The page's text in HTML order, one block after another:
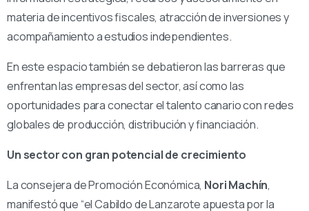
materia de incentivos fiscales, atracción de inversiones y
acompañamiento a estudios independientes.
En este espacio también se debatieron las barreras que
enfrentan las empresas del sector, así como las
oportunidades para conectar el talento canario con redes
globales de producción, distribución y financiación.
Un sector con gran potencial de crecimiento
La consejera de Promoción Económica, Nori Machín,
manifestó que “el Cabildo de Lanzarote apuesta por la